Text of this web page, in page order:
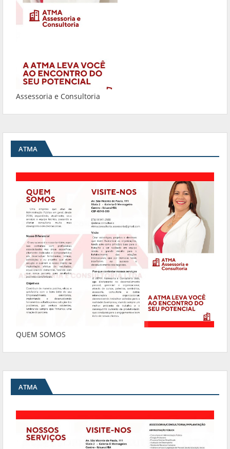
Assessoria e Consultoria
ATMA
QUEM SOMOS
ATMA